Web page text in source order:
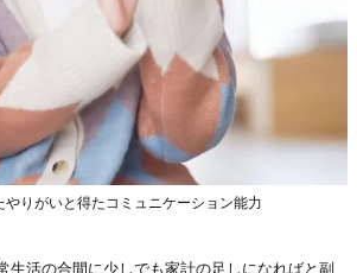
りがいと得たコミュニケーション能力
生活の合間に少しでも家計の足しになればと副